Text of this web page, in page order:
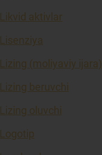
Likvid aktivlar
Lisenziya
Lizing (moliyaviy ijara)
Lizing beruvchi
Lizing oluvchi
Logotip